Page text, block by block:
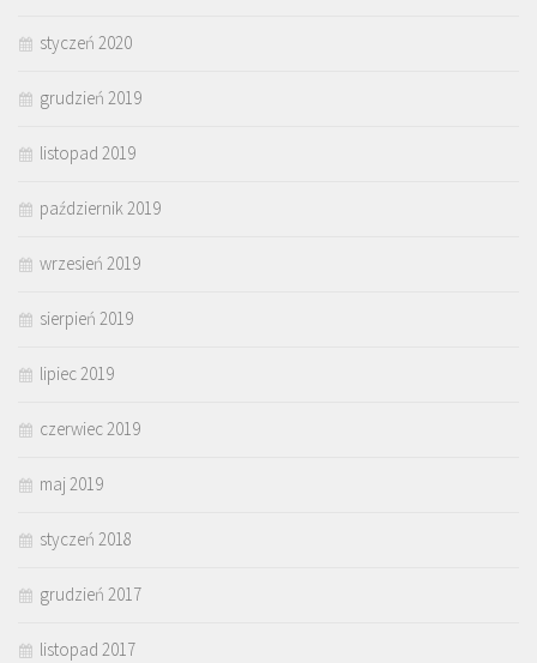
styczeń 2020
grudzień 2019
listopad 2019
październik 2019
wrzesień 2019
sierpień 2019
lipiec 2019
czerwiec 2019
maj 2019
styczeń 2018
grudzień 2017
listopad 2017